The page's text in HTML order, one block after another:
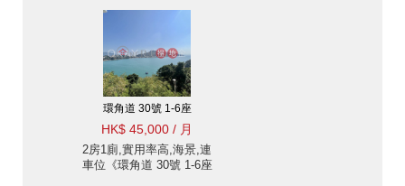
環角道 30號 1-6座
HK$ 45,000 / 月
2房1廁,實用率高,海景,連
車位《環角道 30號 1-6座